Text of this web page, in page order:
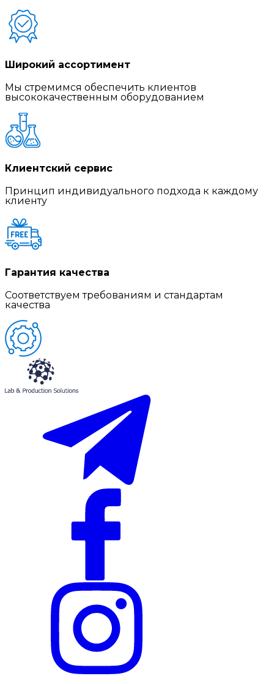
Широкий ассортимент
Мы стремимся обеспечить клиентов
высококачественным оборудованием
Клиентский сервис
Принцип индивидуального подхода к каждому
клиенту
Гарантия качества
Соответствуем требованиям и стандартам
качества